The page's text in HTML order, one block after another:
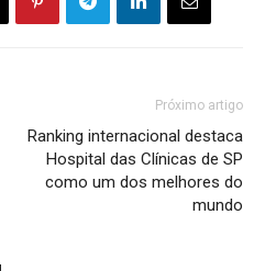
Próximo artigo
Ranking internacional destaca
Hospital das Clínicas de SP
como um dos melhores do
mundo